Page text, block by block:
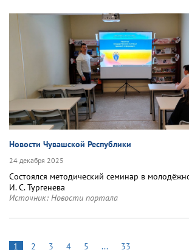
Новости Чувашской Республики
24 декабря 2025
Состоялся методический семинар в
И. С. Тургенева
Источник: Новости портала
1 2 3 4 5 ... 33